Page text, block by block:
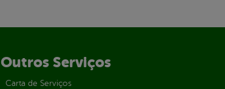
Outros Serviços
Carta de Serviços